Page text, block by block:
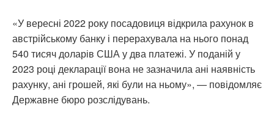
«У вересні 2022 року посадовиця відкрила рахунок в
австрійському банку і перерахувала на нього понад
540 тисяч доларів США у два платежі. У поданій у
2023 році декларації вона не зазначила ані наявність
рахунку, ані грошей, які були на ньому», — повідомляє
Державне бюро розслідувань.